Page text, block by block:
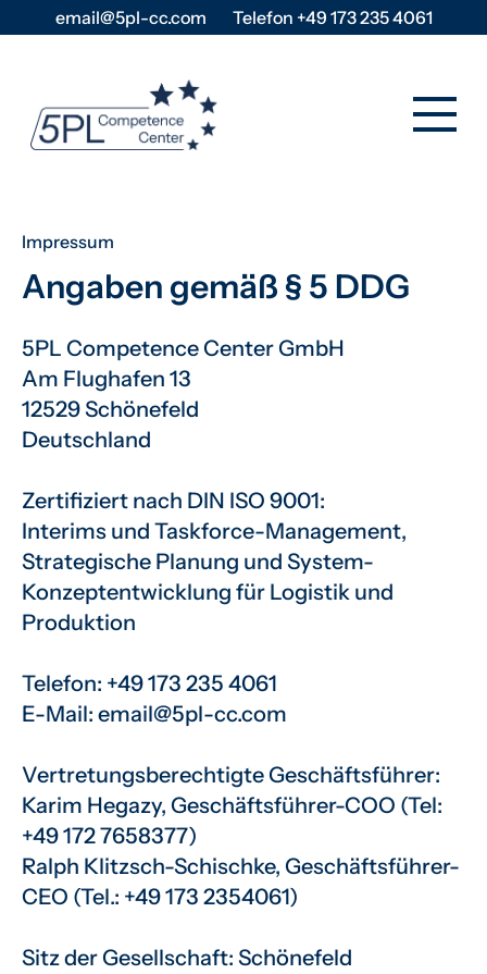
Telefon +49 173 235 4061
email@5pl-cc.com
Impressum
Angaben gemäß § 5 DDG
5PL Competence Center GmbH
Am Flughafen 13
12529 Schönefeld
Deutschland
Zertifiziert nach DIN ISO 9001:
Interims und Taskforce-Management,
Strategische Planung und System-
Konzeptentwicklung für Logistik und
Produktion
Telefon: +49 173 235 4061
E-Mail: email@5pl-cc.com
Vertretungsberechtigte Geschäftsführer:
Karim Hegazy, Geschäftsführer-COO (Tel:
+49 172 7658377)
Ralph Klitzsch-Schischke, Geschäftsführer-
CEO (Tel.: +49 173 2354061)
Sitz der Gesellschaft: Schönefeld